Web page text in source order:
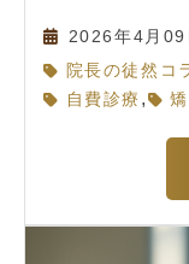
2026年4月09
院長の徒然コ
自費診療 ,